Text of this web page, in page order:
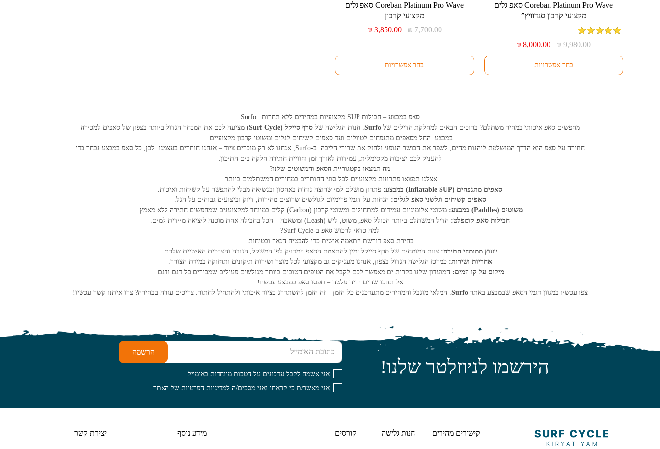
⁦Coreban Platinum Pro Wave⁩ סאפ גלים
מקצועי קרבון סנדוויץ”
מתוך
₪9,980.00
המחיר
היה:
₪ 8,000.00
המחיר
בחר אפשרויות
למוצר
יש
מספר
ניתן
את
⁦Coreban Platinum Pro Wave⁩ סאפ גלים
מקצועי קרבון
₪7,700.00
המחיר
₪ 7,700.00.
₪ 3,850.00
₪ 3,850.00.
בחר אפשרויות
למוצר
ניתן
את
סאפ במבצע – חבילות SUP מקצועיות במחירים ללא תחרות | Surfo
מחפשים סאפ איכותי במחיר משתלם? ברוכים הבאים למחלקת הדילים שלSurfo . חנות הגלישה שלסרף סייקל (Surf Cycle)
מציעה לכם את המבחר הגדול ביותר בצפון של סאפים למכירה
במבצע: החל מסאפים מתנפחים לטיולים ועד סאפים קשיחים לגלים ומשוטי קרבון מקצועיים.
חתירה על סאפ היא הדרך המושלמת ליהנות מהים, לשפר את הכושר הגופני ולחזק את שרירי הליבה. ב-Surfo, אנחנו לא רק מוכרים ציוד – אנחנו חותרים בעצמנו. לכן, כל סאפ במבצע נבחר כדי
להעניק לכם יציבות מקסימלית, עמידות לאורך זמן וחוויית חתירה חלקה בים התיכון.
מה תמצאו בקטגוריית הסאפ והמשוטים שלנו?
אצלנו תמצאו פתרונות מקצועיים לכל סוגי החותרים במחירים המשתלמים ביותר:
סאפים מתנפחים (Inflatable SUP) במבצע:
פתרון מושלם למי שרוצה נוחות באחסון ובנשיאה מבלי להתפשר על קשיחות ואיכות.
סאפים קשיחים וגלשני סאפ לגלים: הנחות על דגמי פרימיום לגולשים שרוצים מהירות, דיוק וביצועים גבוהים על הגל.
משוטים (Paddles) במבצע:
משוטי אלומיניום עמידים למתחילים ומשוטי קרבון (Carbon) קלים במיוחד למקצוענים שמחפשים חתירה ללא מאמץ.
חבילות סאפ קומפלט: הדיל המשתלם ביותר הכולל סאפ, משוט, ליש (Leash) ומשאבה – הכל בחבילה אחת מוכנה ליציאה מיידית למים.
למה כדאי לרכוש סאפ ב-Surf Cycle?
בחירת סאפ דורשת התאמה אישית כדי להבטיח הנאה ובטיחות:
ייעוץ ממומחי חתירה: צוות המומחים של סרף סייקל זמין להתאמת הסאפ המדויק לפי המשקל, הגובה והצרכים האישיים שלכם.
אחריות ושירות: כמרכז הגלישה הגדול בצפון, אנחנו מעניקים גב מקצועי לכל מוצר ושירות תיקונים ותחזוקה במידת הצורך.
מיקום על קו המים: המועדון שלנו בקרית ים מאפשר לכם לקבל את הטיפים הטובים ביותר מגולשים פעילים שמכירים כל דגם ודגם.
אל תחכו שהים יהיה פלטה – תפסו סאפ במבצע עכשיו!
צפו עכשיו במגוון דגמי הסאפ שבמבצע באתרSurfo . המלאי מוגבל והמחירים מתעדכנים כל הזמן – זה הזמן להשתדרג בציוד איכותי ולהתחיל לחתור. צריכים עזרה בבחירה? צרו איתנו קשר עכשיו!
הירשמו לניוזלטר שלנו!
כתובת האימייל
הרשמה
אני אשמח לקבל עדכונים על הטבות מיוחדות באימייל
אני מאשר/ת כי קראתי ואני מסכים/ה למדיניות הפרטיות של האתר
קישורים מהירים חנות גלישה קורסים מידע נוסף יצירת קשר